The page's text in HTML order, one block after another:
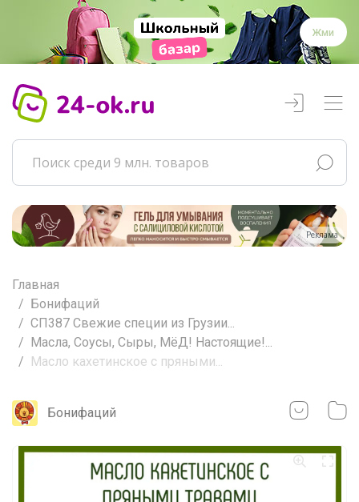
Жми
Реклама
Главная
Бонифаций
СП387 Свежие специи из Грузии...
Масла, Соусы, Сыры, МёД! Настоящие!...
Масло кахетинское с пряными...
Бонифаций